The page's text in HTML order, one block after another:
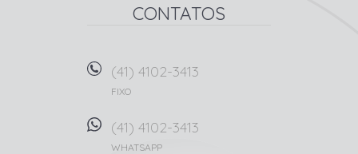
CONTATOS
(41) 4102-3413
FIXO
(41) 4102-3413
WHATSAPP